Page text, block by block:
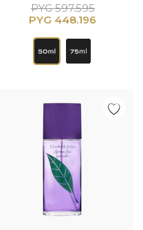
Femenino
PYG 448.196
PYG 597.595